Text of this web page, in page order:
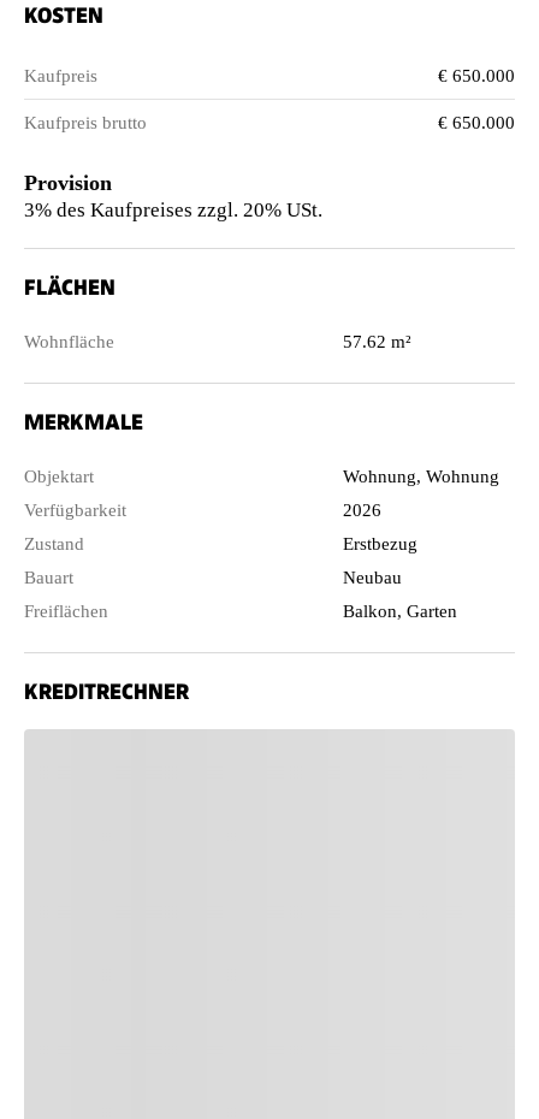
KOSTEN
Kaufpreis € 650.000
Kaufpreis brutto € 650.000
Provision
3% des Kaufpreises zzgl. 20% USt.
FLÄCHEN
Wohnfläche 57.62 m²
MERKMALE
Objektart
Wohnung, Wohnung
Verfügbarkeit
2026
Zustand
Erstbezug
Bauart
Neubau
Freiflächen
Balkon, Garten
KREDITRECHNER